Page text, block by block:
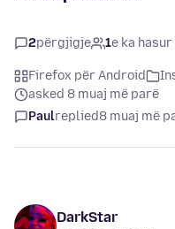
2përgjigje 1e ka
Firefox për Android
asked 8 muaj më parë
Paulreplied8 muaj më
DarkStar